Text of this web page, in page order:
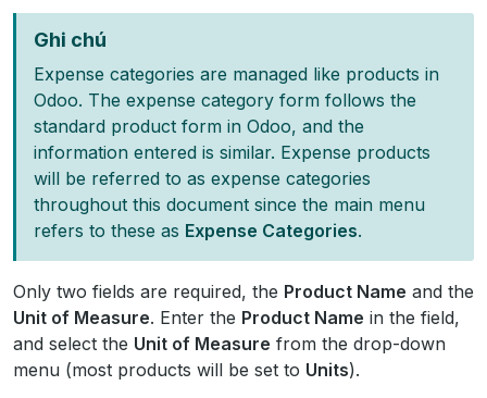
Ghi chú
Expense categories are managed like products in
Odoo. The expense category form follows the
standard product form in Odoo, and the
information entered is similar. Expense products
will be referred to as expense categories
throughout this document since the main menu
refers to these as Expense Categories.
Only two fields are required, the Product Name and the
Unit of Measure. Enter the Product Name in the field,
and select the Unit of Measure from the drop-down
menu (most products will be set to Units).